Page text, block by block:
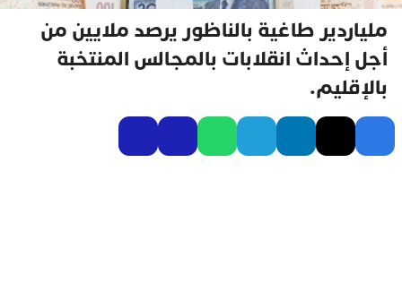
ملياردير طاغية بالناظور يرصد ملايين من
أجل إحداث انقلابات بالمجالس المنتخبة
بالإقليم.